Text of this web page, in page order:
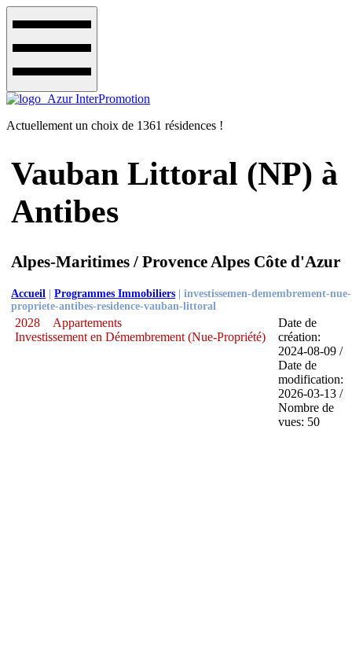
Actuellement un choix de 1361 résidences !
Vauban Littoral (NP) à
Antibes
Alpes-Maritimes / Provence Alpes Côte d'Azur
Accueil |Programmes Immobiliers |investissemen-demembrement-nue-
propriete-antibes-residence-vauban-littoral
2028
Appartements
Investissement en Démembrement (Nue-Propriété)
Date de
création:
2024-08-09 /
Date de
modification:
2026-03-13 /
Nombre de
vues: 50